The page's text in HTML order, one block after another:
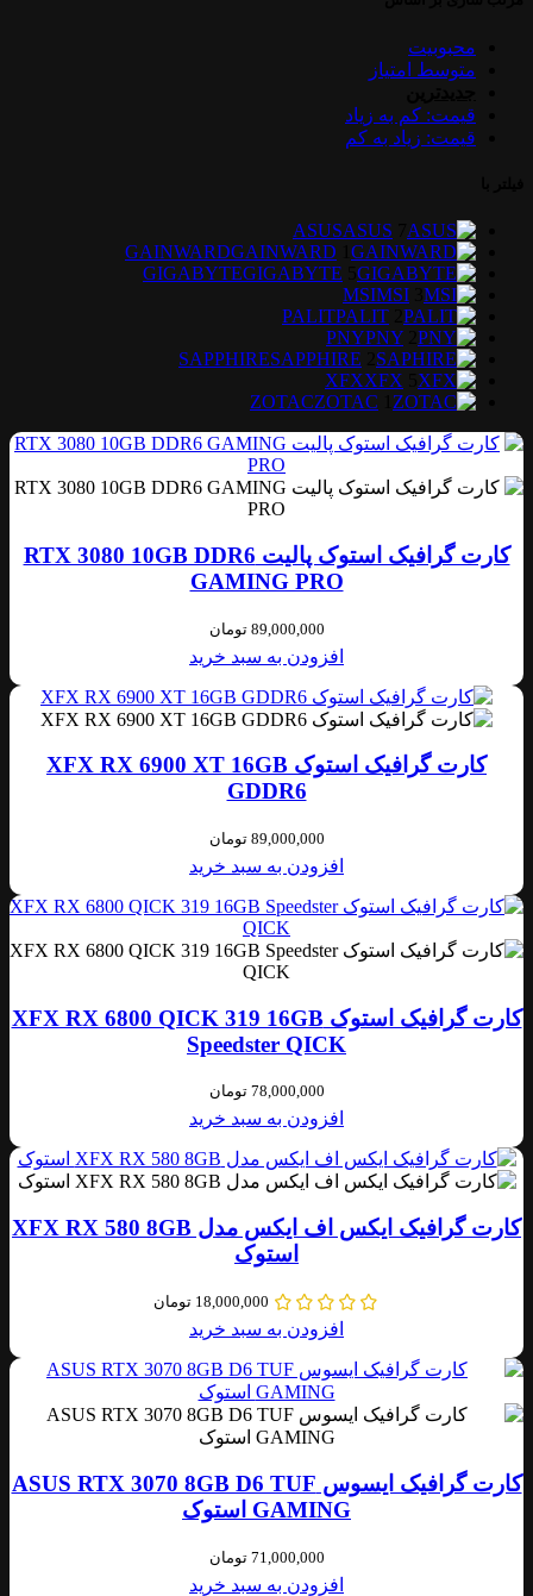
محبوبیت
متوسط امتیاز
قیمت: کم به زیاد
قیمت: زیاد به کم
ASUSASUS
GAINWARDGAINWARD
GIGABYTEGIGABYTE
MSIMSI
PALITPALIT
PNYPNY
SAPPHIRESAPPHIRE
XFXXFX
ZOTACZOTAC
کارت گرافیک استوک پالیت RTX 3080 10GB DDR6
GAMING PRO
89,000,000 تومان
افزودن به سبد خرید
کارت گرافیک استوک XFX RX 6900 XT 16GB
GDDR6
89,000,000 تومان
افزودن به سبد خرید
کارت گرافیک استوک XFX RX 6800 QICK 319 16GB
Speedster QICK
78,000,000 تومان
افزودن به سبد خرید
کارت گرافیک ایکس اف ایکس مدل XFX RX 580 8GB
استوک
18,000,000 تومان
افزودن به سبد خرید
کارت گرافیک ایسوس ASUS RTX 3070 8GB D6 TUF
GAMING استوک
71,000,000 تومان
افزودن به سبد خرید